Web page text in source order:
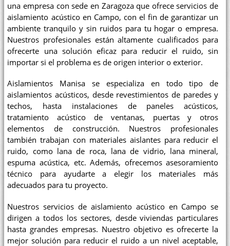
una empresa con sede en Zaragoza que ofrece servicios de
aislamiento acústico en Campo, con el fin de garantizar un
ambiente tranquilo y sin ruidos para tu hogar o empresa.
Nuestros profesionales están altamente cualificados para
ofrecerte una solución eficaz para reducir el ruido, sin
importar si el problema es de origen interior o exterior.
Aislamientos Manisa se especializa en todo tipo de
aislamientos acústicos, desde revestimientos de paredes y
techos, hasta instalaciones de paneles acústicos,
tratamiento acústico de ventanas, puertas y otros
elementos de construcción. Nuestros profesionales
también trabajan con materiales aislantes para reducir el
ruido, como lana de roca, lana de vidrio, lana mineral,
espuma acústica, etc. Además, ofrecemos asesoramiento
técnico para ayudarte a elegir los materiales más
adecuados para tu proyecto.
Nuestros servicios de aislamiento acústico en Campo se
dirigen a todos los sectores, desde viviendas particulares
hasta grandes empresas. Nuestro objetivo es ofrecerte la
mejor solución para reducir el ruido a un nivel aceptable,